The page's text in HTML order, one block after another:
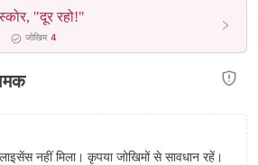
"दूर रहो!"
जोखिम 4
नहीं मिला। कृपया जोखिमों से सावधान रहें।